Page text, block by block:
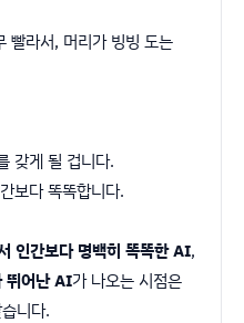
빨라서, 머리가 빙빙 도는
갖게 될 겁니다.
보다 똑똑합니다.
인간보다 명백히 똑똑한 AI,
뛰어난 AI가 나오는 시점은
니다.